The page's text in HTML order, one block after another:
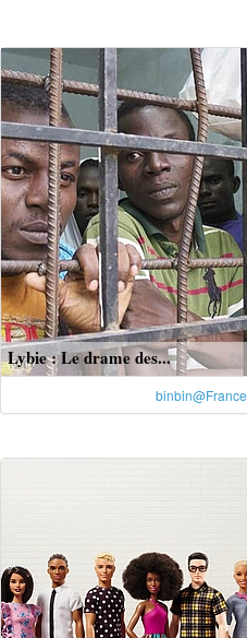
Lybie : Le drame des...
binbin@France